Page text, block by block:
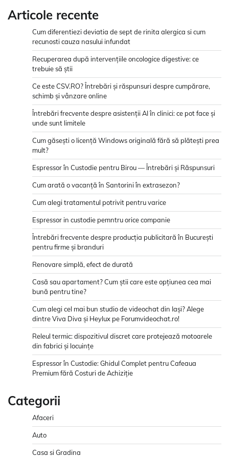
Articole recente
Cum diferentiezi deviatia de sept de rinita alergica si cum
recunosti cauza nasului infundat
Recuperarea după intervențiile oncologice digestive: ce
trebuie să știi
Ce este CSV.RO? Întrebări și răspunsuri despre cumpărare,
schimb și vânzare online
Întrebări frecvente despre asistenții AI în clinici: ce pot face și
unde sunt limitele
Cum găsești o licență Windows originală fără să plătești prea
mult?
Espressor în Custodie pentru Birou — Întrebări și Răspunsuri
Cum arată o vacanță în Santorini în extrasezon?
Cum alegi tratamentul potrivit pentru varice
Espressor in custodie pemntru orice companie
Întrebări frecvente despre producția publicitară în București
pentru firme și branduri
Renovare simplă, efect de durată
Casă sau apartament? Cum știi care este opțiunea cea mai
bună pentru tine?
Cum alegi cel mai bun studio de videochat din Iași? Alege
dintre Viva Diva și Heylux pe Forumvideochat.ro!
Releul termic: dispozitivul discret care protejează motoarele
din fabrici și locuințe
Espressor în Custodie: Ghidul Complet pentru Cafeaua
Premium fără Costuri de Achiziție
Categorii
Afaceri
Auto
Casa si Gradina